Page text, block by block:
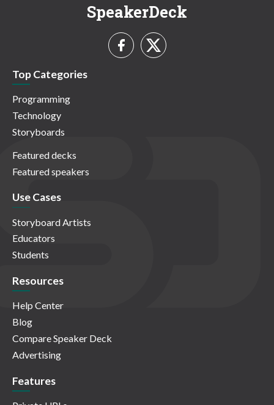
SpeakerDeck
Top Categories
Programming
Technology
Storyboards
Featured decks
Featured speakers
Use Cases
Storyboard Artists
Educators
Students
Resources
Help Center
Blog
Compare Speaker Deck
Advertising
Features